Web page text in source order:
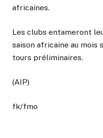
africaines.
Les clubs entameront
saison africaine au mois
tours préliminaires.
(AIP)
fk/fmo